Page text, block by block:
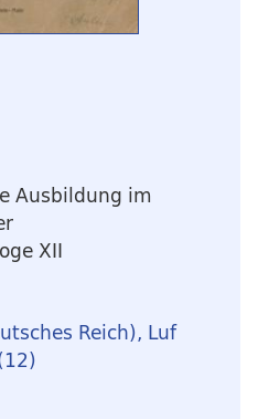
Ausbildung im
XII
Reich), Luf